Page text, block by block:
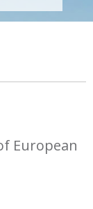
European